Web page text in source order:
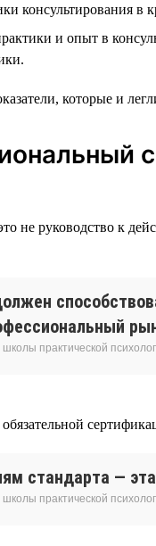
консультирования
и опыт в
которые и
не руководство к
практической
стандарта —
практической